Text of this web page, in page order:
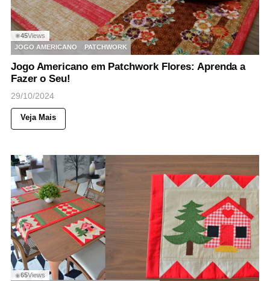
◉45Views
JOGO AMERICANO
PATCHWORK
Jogo Americano em Patchwork Flores: Aprenda a
Fazer o Seu!
29/10/2024
Veja Mais
◉65Views